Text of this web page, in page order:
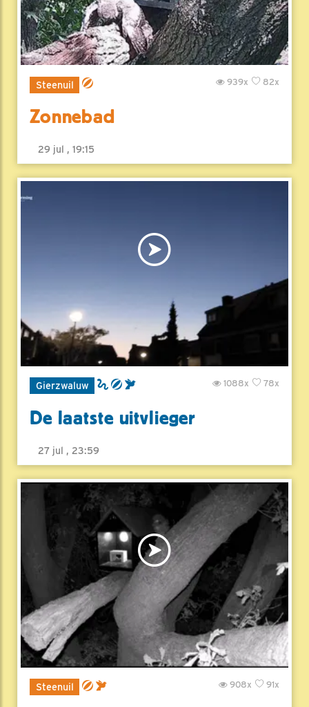
Steenuil 82x
939x
Zonnebad
29 jul , 19:15
Gierzwaluw 78x
1088x
De laatste uitvlieger
27 jul , 23:59
Steenuil 91x
908x